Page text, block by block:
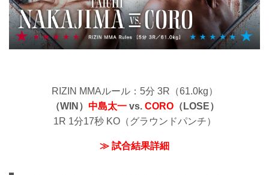
RIZIN MMAルール：5分 3R（61.0kg）
（WIN） 中島太一vs. CORO（LOSE）
1R 1分17秒 KO（グラウンドパンチ）
≫ 試合結果詳細